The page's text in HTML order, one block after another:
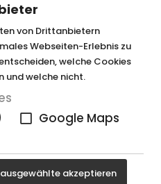
von Drittanbietern
Webseiten-Erlebnis zu
welche Cookies
und welche nicht.
Google Maps
akzeptieren